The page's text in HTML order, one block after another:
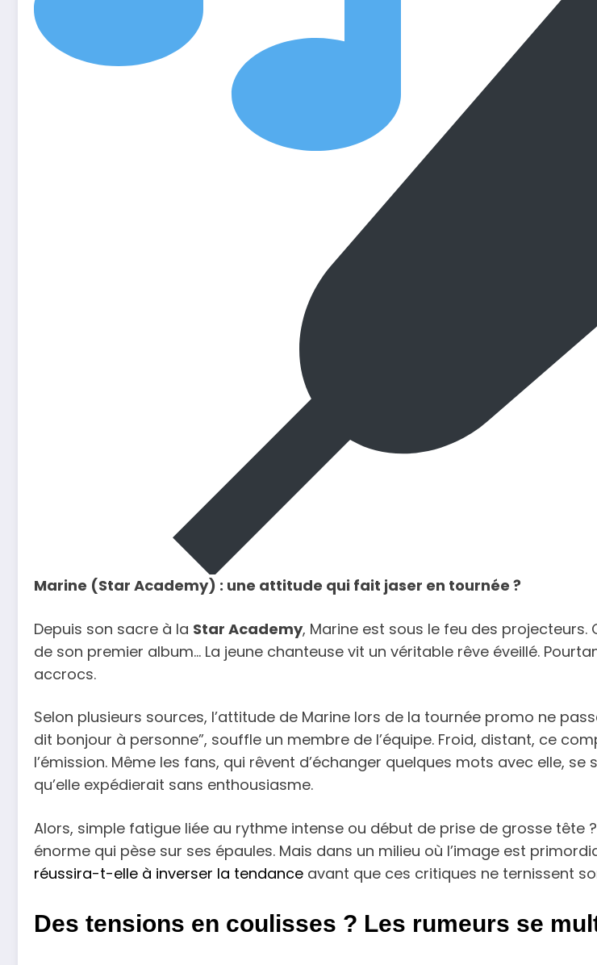
Marine (Star Academy) : une attitude qui fait jaser en tournée ?
Depuis son sacre à la Star Academy, Marine est sous le feu des
de son premier album… La jeune chanteuse vit un véritable rêve éveillé.
accrocs.
Selon plusieurs sources, l’attitude de Marine lors de la tournée promo ne
dit bonjour à personne”, souffle un membre de l’équipe. Froid, distant, ce
l’émission. Même les fans, qui rêvent d’échanger quelques mots avec elle,
qu’elle expédierait sans enthousiasme.
Alors, simple fatigue liée au rythme intense ou début de prise de grosse
énorme qui pèse sur ses épaules. Mais dans un milieu où l’image est
réussira-t-elle à inverser la tendance avant que ces critiques ne ternissent
Des tensions en coulisses ? Les rumeurs se